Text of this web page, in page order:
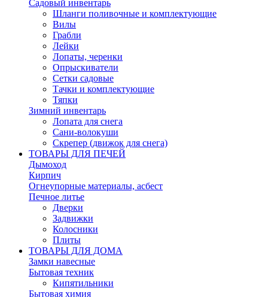
Садовый инвентарь
Шланги поливочные и комплектующие
Вилы
Грабли
Лейки
Лопаты, черенки
Опрыскиватели
Сетки садовые
Тачки и комплектующие
Тяпки
Зимний инвентарь
Лопата для снега
Сани-волокуши
Скрепер (движок для снега)
ТОВАРЫ ДЛЯ ПЕЧЕЙ
Дымоход
Кирпич
Огнеупорные материалы, асбест
Печное литье
Дверки
Задвижки
Колосники
Плиты
ТОВАРЫ ДЛЯ ДОМА
Замки навесные
Бытовая техник
Кипятильники
Бытовая химия